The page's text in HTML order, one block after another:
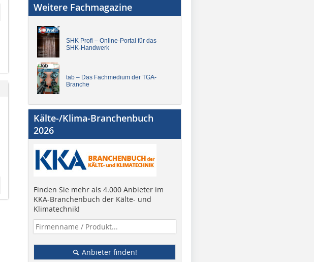
Weitere Fachmagazine
SHK Profi – Online-Portal für das
SHK-Handwerk
tab – Das Fachmedium der TGA-
Branche
Kälte-/Klima-Branchenbuch
2026
Finden Sie mehr als 4.000 Anbieter im
KKA-Branchenbuch der Kälte- und
Klimatechnik!
Anbieter finden!